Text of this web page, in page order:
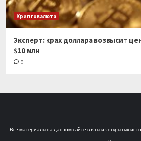
Криптовалюта
Эксперт: крах доллара возвысит
$10 млн
0
Все материалы на данном сайте взяты из открытых